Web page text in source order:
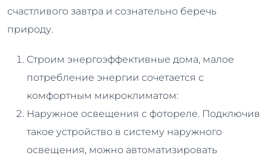
счастливого завтра и сознательно беречь
природу.
Строим энергоэффективные дома, малое
потребление энергии сочетается с
комфортным микроклиматом:
Наружное освещения с фотореле. Подключив
такое устройство в систему наружного
освещения, можно автоматизировать